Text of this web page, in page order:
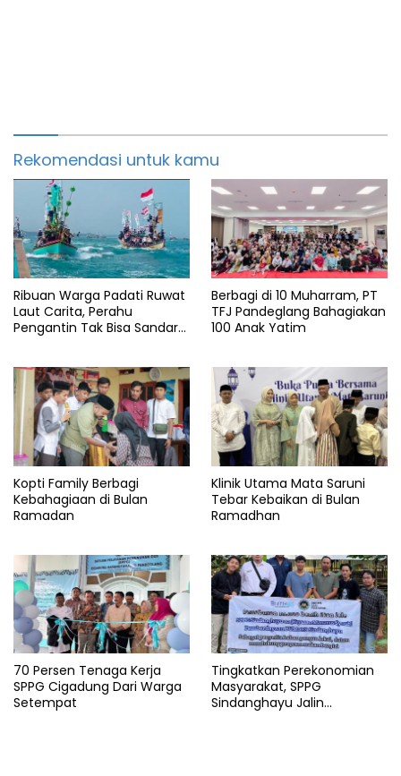
Rekomendasi untuk kamu
Ribuan Warga Padati Ruwat
Laut Carita, Perahu
Pengantin Tak Bisa Sandar
Berbagi di 10 Muharram, PT
TFJ Pandeglang Bahagiakan
100 Anak Yatim
Kopti Family Berbagi
Kebahagiaan di Bulan
Ramadan
Klinik Utama Mata Saruni
Tebar Kebaikan di Bulan
Ramadhan
70 Persen Tenaga Kerja
SPPG Cigadung Dari Warga
Setempat
Tingkatkan Perekonomian
Masyarakat, SPPG
Sindanghayu Jalin